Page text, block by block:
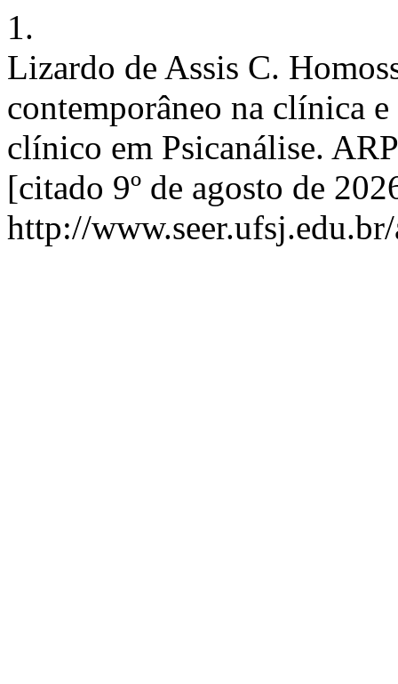
1.
Lizardo de Assis C.
contemporâneo na clínica
clínico em Psicanálise.
[citado 9º de agosto de
http://